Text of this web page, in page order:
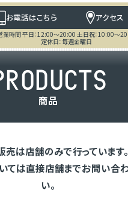
お電話はこちら アクセス
業時間 平日：12:00～20:00 土日祝：10:00～
定休日：毎週金曜日
RODUCTS
商品
売は店舗のみで行っています。
ては直接店舗までお問い合
い。